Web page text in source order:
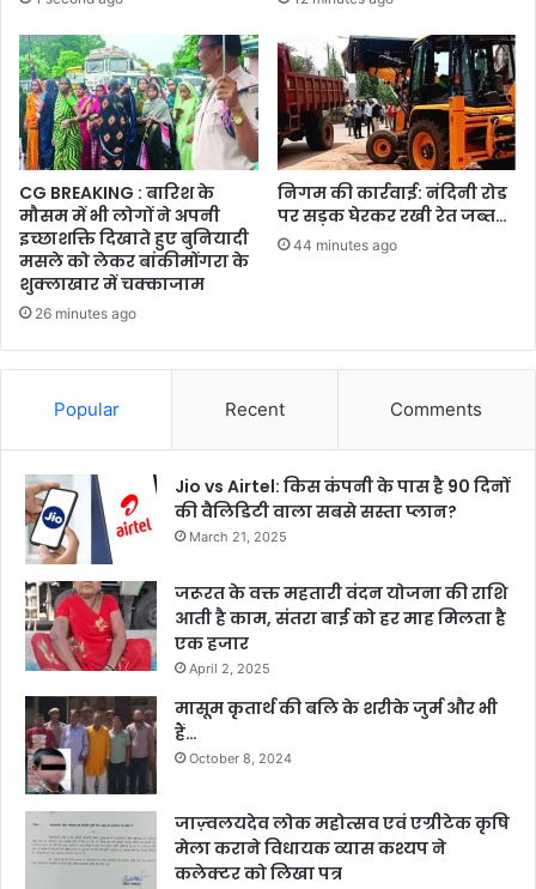
CG BREAKING : बारिश के
मौसम में भी लोगों ने अपनी
इच्छाशक्ति दिखाते हुए बुनियादी
मसले को लेकर बांकीमोंगरा के
शुक्लाखार में चक्काजाम
26 minutes ago
निगम की कार्रवाई: नंदिनी रोड
पर सड़क घेरकर रखी रेत जब्त…
44 minutes ago
Popular Recent Comments
Jio vs Airtel: किस कंपनी के पास है 90 दिनों
की वैलिडिटी वाला सबसे सस्ता प्लान?
March 21, 2025
जरूरत के वक्त महतारी वंदन योजना की राशि
आती है काम, संतरा बाई को हर माह मिलता है
एक हजार
April 2, 2025
मासूम कृतार्थ की बलि के शरीके जुर्म और भी
हैं…
October 8, 2024
जाज़्वलयदेव लोक महोत्सव एवं एग्रीटेक कृषि
मेला कराने विधायक व्यास कश्यप ने
कलेक्टर को लिखा पत्र